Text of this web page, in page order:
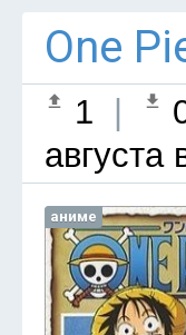
One
1
августа
аниме